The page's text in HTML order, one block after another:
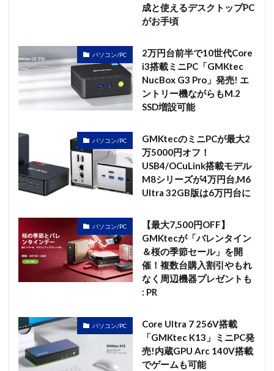
成と使えるデスクトップPC
がお手頃
パソコン/PC
2万円台前半で10世代Core
i3搭載ミニPC「GMKtec
NucBox G3 Pro」発売! エ
ントリー機ながらもM.2
SSD増設可能
パソコン/PC
GMKtecのミニPCが最大2
万5000円オフ！
USB4/OCuLink搭載モデル
M8シリーズが4万円台,M6
Ultra 32GB版は6万円台に
パソコン/PC
【最大7,500円OFF】
GMKtecが「バレンタイン
＆桜の季節セール」を開
催！複数台購入割引やもれ
なく周辺機器プレゼントも
: PR
パソコン/PC
Core Ultra 7 256V搭載
「GMKtec K13」ミニPC発
売!内蔵GPU Arc 140V搭載
でゲームも可能